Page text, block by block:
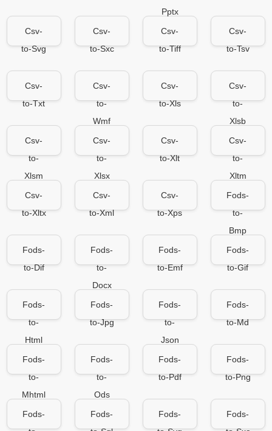
Pptx
Csv-
to-Svg
Csv-
to-Sxc
Csv-
to-Tiff
Csv-
to-Tsv
Csv-
to-Txt
Csv-
to-
Wmf
Csv-
to-Xls
Csv-
to-
Xlsb
Csv-
to-
Xlsm
Csv-
to-
Xlsx
Csv-
to-Xlt
Csv-
to-
Xltm
Csv-
to-Xltx
Csv-
to-Xml
Csv-
to-Xps
Fods-
to-
Bmp
Fods-
to-Dif
Fods-
to-
Docx
Fods-
to-Emf
Fods-
to-Gif
Fods-
to-
Html
Fods-
to-Jpg
Fods-
to-
Json
Fods-
to-Md
Fods-
to-
Mhtml
Fods-
to-
Ods
Fods-
to-Pdf
Fods-
to-Png
Fods-
Fods-
Fods-
Fods-